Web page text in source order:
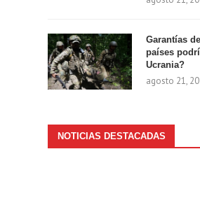
Garantías
países
Ucrania?
agosto 21,
NOTICIAS DESTACADAS